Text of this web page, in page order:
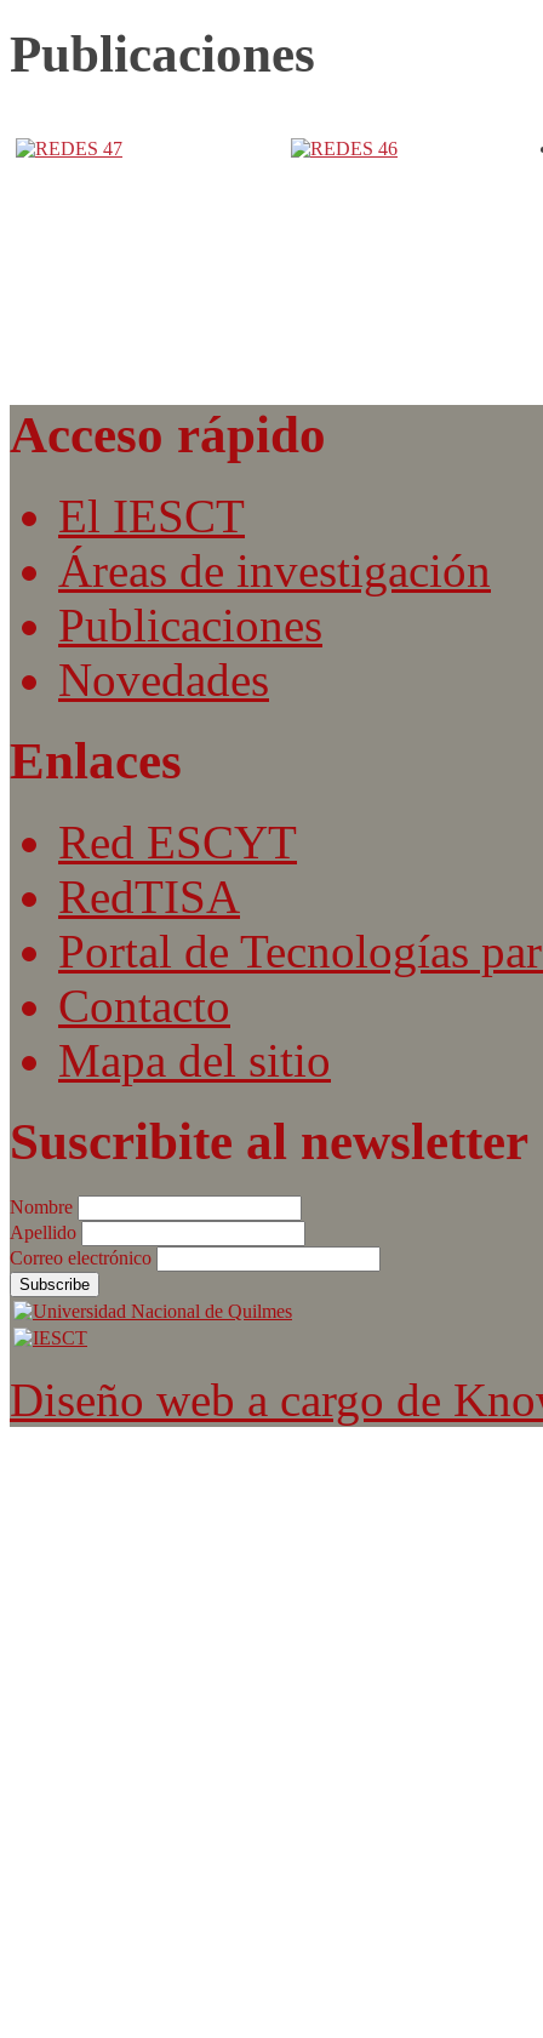
Publicaciones
Acceso rápido
El IESCT
Áreas de investigación
Publicaciones
Novedades
Enlaces
Red ESCYT
RedTISA
Portal de Tecnologías
Contacto
Mapa del sitio
Suscribite al newsletter
Nombre
Apellido
Correo electrónico
Diseño web a cargo de